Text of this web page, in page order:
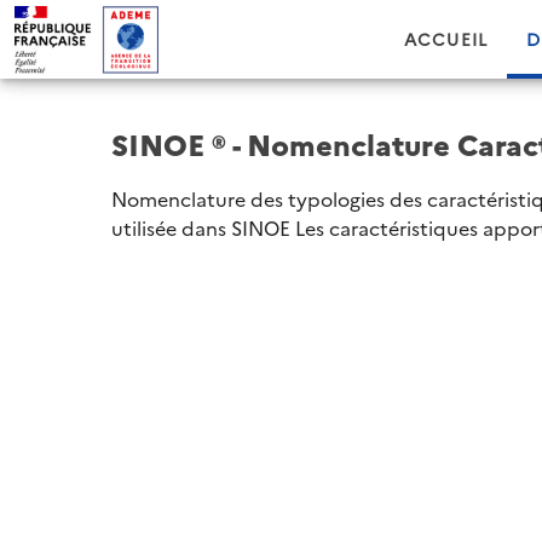
ACCUEIL
SINOE ® - Nomenclature
Nomenclature des typologies des
utilisée dans SINOE Les caractéristiques